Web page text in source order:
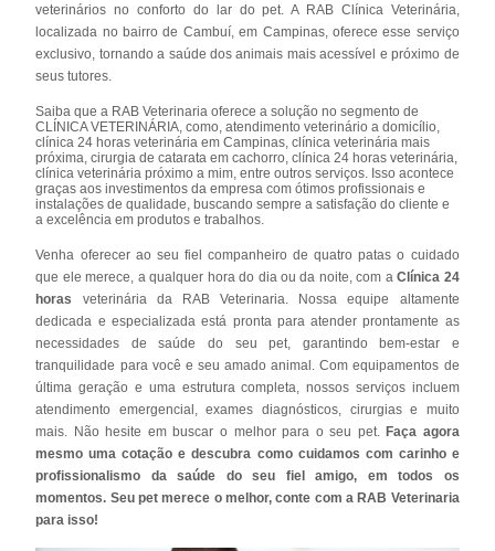
veterinários no conforto do lar do pet. A RAB Clínica Veterinária,
localizada no bairro de Cambuí, em Campinas, oferece esse serviço
exclusivo, tornando a saúde dos animais mais acessível e próximo de
seus tutores.
Saiba que a RAB Veterinaria oferece a solução no segmento de
CLÍNICA VETERINÁRIA, como, atendimento veterinário a domicílio,
clínica 24 horas veterinária em Campinas, clínica veterinária mais
próxima, cirurgia de catarata em cachorro, clínica 24 horas veterinária,
clínica veterinária próximo a mim, entre outros serviços. Isso acontece
graças aos investimentos da empresa com ótimos profissionais e
instalações de qualidade, buscando sempre a satisfação do cliente e
a excelência em produtos e trabalhos.
Venha oferecer ao seu fiel companheiro de quatro patas o cuidado
que ele merece, a qualquer hora do dia ou da noite, com aClínica 24
horas
veterinária da RAB Veterinaria. Nossa equipe altamente
dedicada e especializada está pronta para atender prontamente as
necessidades de saúde do seu pet, garantindo bem-estar e
tranquilidade para você e seu amado animal. Com equipamentos de
última geração e uma estrutura completa, nossos serviços incluem
atendimento emergencial, exames diagnósticos, cirurgias e muito
mais. Não hesite em buscar o melhor para o seu pet.Faça agora
mesmo uma cotação e descubra como cuidamos com carinho e
profissionalismo da saúde do seu fiel amigo, em todos os
momentos. Seu pet merece o melhor, conte com a RAB Veterinaria
para isso!